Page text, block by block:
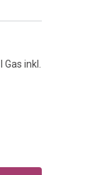
Gas inkl.